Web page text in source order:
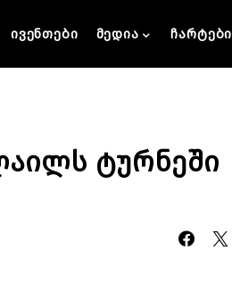
ივენთები მედია ჩარტები
ტურნეში